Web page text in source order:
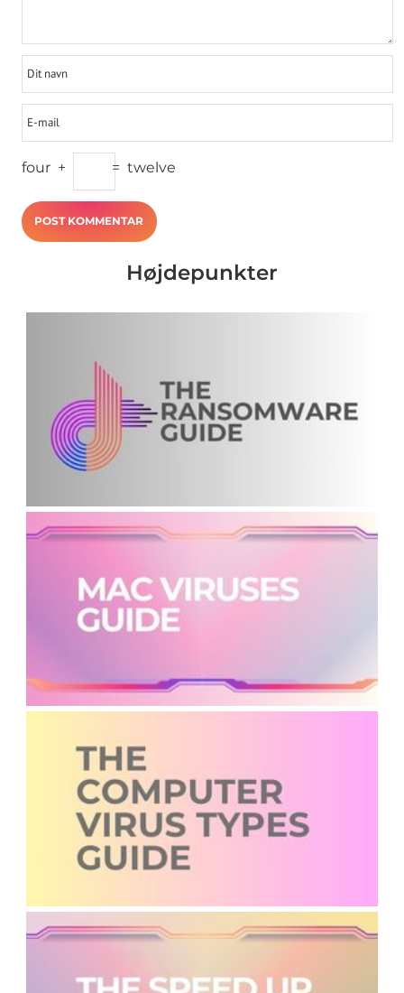
four + = twelve
Højdepunkter